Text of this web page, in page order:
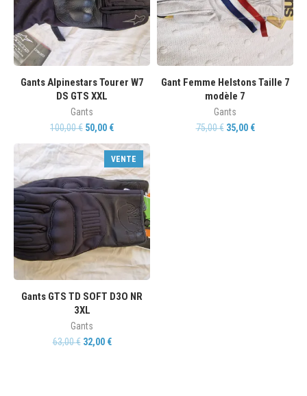
Gants Alpinestars Tourer W7
DS GTS XXL
Gants
100,00€ 50,00 €
Gant Femme Helstons Taille 7
modèle 7
Gants
75,00€ 35,00 €
VENTE
Gants GTS TD SOFT D3O NR
3XL
Gants
63,00€ 32,00 €